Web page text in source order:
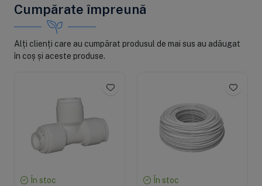
Modalități de comandă
Livrarea produselor
Garanție și service
Cumpărate împreună
Alți clienți care au cumpărat produsul de mai sus au adăugat
în coș și aceste produse.
În stoc În stoc